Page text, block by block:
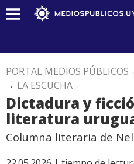
PORTAL MEDIOS PÚBLICOS
. LA ESCUCHA .
Dictadura y
literatura
Columna literaria de